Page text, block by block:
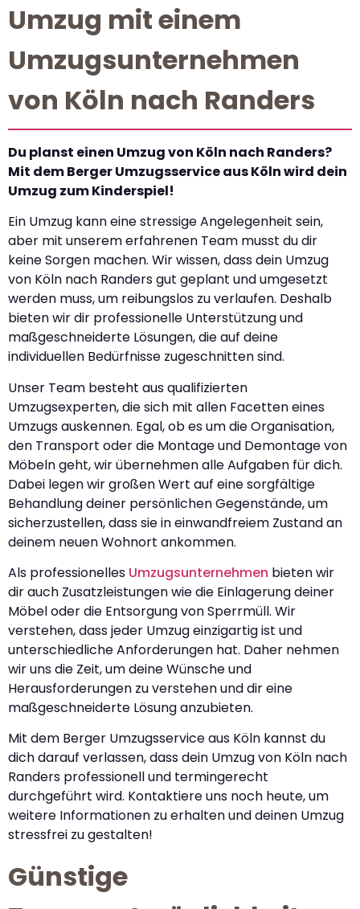
Umzug mit einem
Umzugsunternehmen
von Köln nach Randers
Du planst einen Umzug von Köln nach Randers?
Mit dem Berger Umzugsservice aus Köln wird dein
Umzug zum Kinderspiel!
Ein Umzug kann eine stressige Angelegenheit sein,
aber mit unserem erfahrenen Team musst du dir
keine Sorgen machen. Wir wissen, dass dein Umzug
von Köln nach Randers gut geplant und umgesetzt
werden muss, um reibungslos zu verlaufen. Deshalb
bieten wir dir professionelle Unterstützung und
maßgeschneiderte Lösungen, die auf deine
individuellen Bedürfnisse zugeschnitten sind.
Unser Team besteht aus qualifizierten
Umzugsexperten, die sich mit allen Facetten eines
Umzugs auskennen. Egal, ob es um die Organisation,
den Transport oder die Montage und Demontage von
Möbeln geht, wir übernehmen alle Aufgaben für dich.
Dabei legen wir großen Wert auf eine sorgfältige
Behandlung deiner persönlichen Gegenstände, um
sicherzustellen, dass sie in einwandfreiem Zustand an
deinem neuen Wohnort ankommen.
Als professionelles Umzugsunternehmen bieten wir
dir auch Zusatzleistungen wie die Einlagerung deiner
Möbel oder die Entsorgung von Sperrmüll. Wir
verstehen, dass jeder Umzug einzigartig ist und
unterschiedliche Anforderungen hat. Daher nehmen
wir uns die Zeit, um deine Wünsche und
Herausforderungen zu verstehen und dir eine
maßgeschneiderte Lösung anzubieten.
Mit dem Berger Umzugsservice aus Köln kannst du
dich darauf verlassen, dass dein Umzug von Köln nach
Randers professionell und termingerecht
durchgeführt wird. Kontaktiere uns noch heute, um
weitere Informationen zu erhalten und deinen Umzug
stressfrei zu gestalten!
Günstige